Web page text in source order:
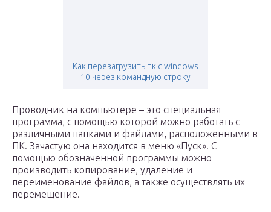
Как перезагрузить пк с windows
10 через командную строку
Проводник на компьютере – это специальная
программа, с помощью которой можно работать с
различными папками и файлами, расположенными в
ПК. Зачастую она находится в меню «Пуск». С
помощью обозначенной программы можно
производить копирование, удаление и
переименование файлов, а также осуществлять их
перемещение.